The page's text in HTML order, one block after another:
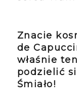
Znacie
de
właśnie
podzielić
Śmiało!